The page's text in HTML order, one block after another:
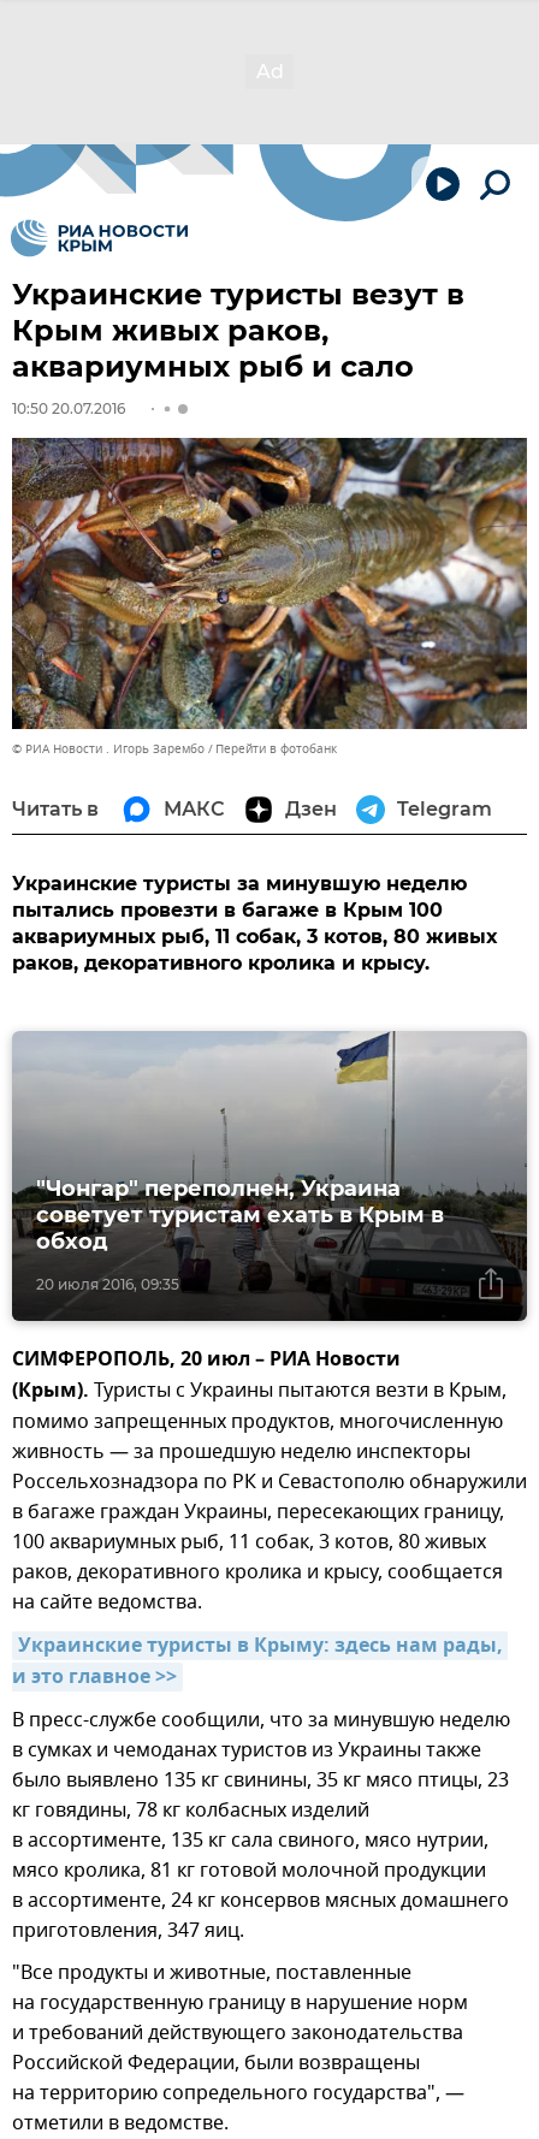
Украинские туристы везут в
Крым живых раков,
аквариумных рыб и сало
10:50 20.07.2016
© РИА Новости . Игорь Зарембо Перейти в фотобанк
Читать в МАКС Дзен Telegram
Украинские туристы за минувшую неделю
пытались провезти в багаже в Крым 100
аквариумных рыб, 11 собак, 3 котов, 80 живых
раков, декоративного кролика и крысу.
20 июля 2016, 09:35
"Чонгар" переполнен, Украина
советует туристам ехать в Крым в
обход
СИМФЕРОПОЛЬ, 20 июл – РИА Новости
(Крым). Туристы с Украины пытаются везти в Крым,
помимо запрещенных продуктов, многочисленную
живность — за прошедшую неделю инспекторы
Россельхознадзора по РК и Севастополю обнаружили
в багаже граждан Украины, пересекающих границу,
100 аквариумных рыб, 11 собак, 3 котов, 80 живых
раков, декоративного кролика и крысу, сообщается
на сайте ведомства.
Украинские туристы в Крыму: здесь нам рады,
и это главное >>
В пресс-службе сообщили, что за минувшую неделю
в сумках и чемоданах туристов из Украины также
было выявлено 135 кг свинины, 35 кг мясо птицы, 23
кг говядины, 78 кг колбасных изделий
в ассортименте, 135 кг сала свиного, мясо нутрии,
мясо кролика, 81 кг готовой молочной продукции
в ассортименте, 24 кг консервов мясных домашнего
приготовления, 347 яиц.
"Все продукты и животные, поставленные
на государственную границу в нарушение норм
и требований действующего законодательства
Российской Федерации, были возвращены
на территорию сопредельного государства", —
отметили в ведомстве.